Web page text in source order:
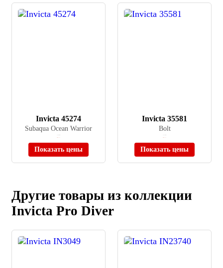
Invicta 45274
Subaqua Ocean Warrior
Показать цены
Invicta 35581
Bolt
Показать цены
Другие товары из коллекции
Invicta Pro Diver